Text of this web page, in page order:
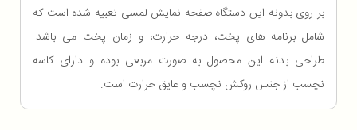
بر روی بدونه این دستگاه صفحه نمایش لمسی تعبیه شده است که
شامل برنامه های پخت، درجه حرارت، و زمان پخت می باشد.
طراحی بدنه این محصول به صورت مربعی بوده و دارای کاسه
نچسب از جنس روکش نچسب و عایق حرارت است.